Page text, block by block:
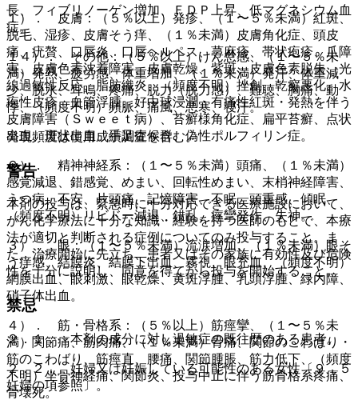
長、フィブリノーゲン増加、ＦＤＰ上昇、低マグネシウム血
症。
１４）． その他：（５％以上）けん怠感、（１〜５％未
満）発熱、疲労感、体重増加、（１％未満）発汗、体重減
少、脱水、耳鳴、疼痛、脱力（脱力感）、難聴、胸痛、動
悸、（頻度不明）頻脈、痛風、悪寒、寝汗。
発現頻度は使用成績調査を含む。
警告
本剤の投与は、緊急時に十分対応できる医療施設において、
がん化学療法に十分な知識・経験を持つ医師のもとで、本療
法が適切と判断される症例についてのみ投与すること。ま
た、治療開始に先立ち、患者又はその家族に有効性及び危険
性を十分に説明し、同意を得てから投与を開始すること。
禁忌
２．１． 本剤の成分に対し過敏症の既往歴のある患者。
２．２． 妊婦又は妊娠している可能性のある女性〔９．５
妊婦の項参照〕。
１）． 皮膚：（５％以上）発疹、（１〜５％未満）紅斑、
脱毛、湿疹、皮膚そう痒、（１％未満）皮膚角化症、頭皮
痛、疣贅、口唇炎、口唇ヘルペス、蕁麻疹、帯状疱疹、爪障
害、皮膚色素沈着障害、皮膚乾燥、紫斑、皮膚色素脱失、光
線過敏性反応、脂肪織炎、（頻度不明）挫創、乾癬悪化、水
疱性皮疹、血管浮腫、好中球浸潤・有痛性紅斑・発熱を伴う
皮膚障害（Ｓｗｅｅｔ病）、苔癬様角化症、扁平苔癬、点状
出血、斑状出血、手足症候群、偽性ポルフィリン症。
２）． 精神神経系：（１〜５％未満）頭痛、（１％未満）
感覚減退、錯感覚、めまい、回転性めまい、末梢神経障害、
うつ病、不安、片頭痛、記憶障害、不眠、頭重感、傾眠、
（頻度不明）リビドー減退、錯乱、痙攣発作、失神。
３）． 眼：（１〜５％未満）流涙増加、（１％未満）眼そ
う痒感、結膜炎、結膜下出血、霧視、眼充血、（頻度不明）
網膜出血、眼刺激、眼乾燥、黄斑浮腫、乳頭浮腫、緑内障、
硝子体出血。
４）． 筋・骨格系：（５％以上）筋痙攣、（１〜５％未
満）関節痛、筋肉痛、（１％未満）骨痛、関節のこわばり・
筋のこわばり、筋痙直、腰痛、関節腫脹、筋力低下、（頻度
不明）坐骨神経痛、関節炎、投与中止に伴う筋骨格系疼痛、
骨壊死。